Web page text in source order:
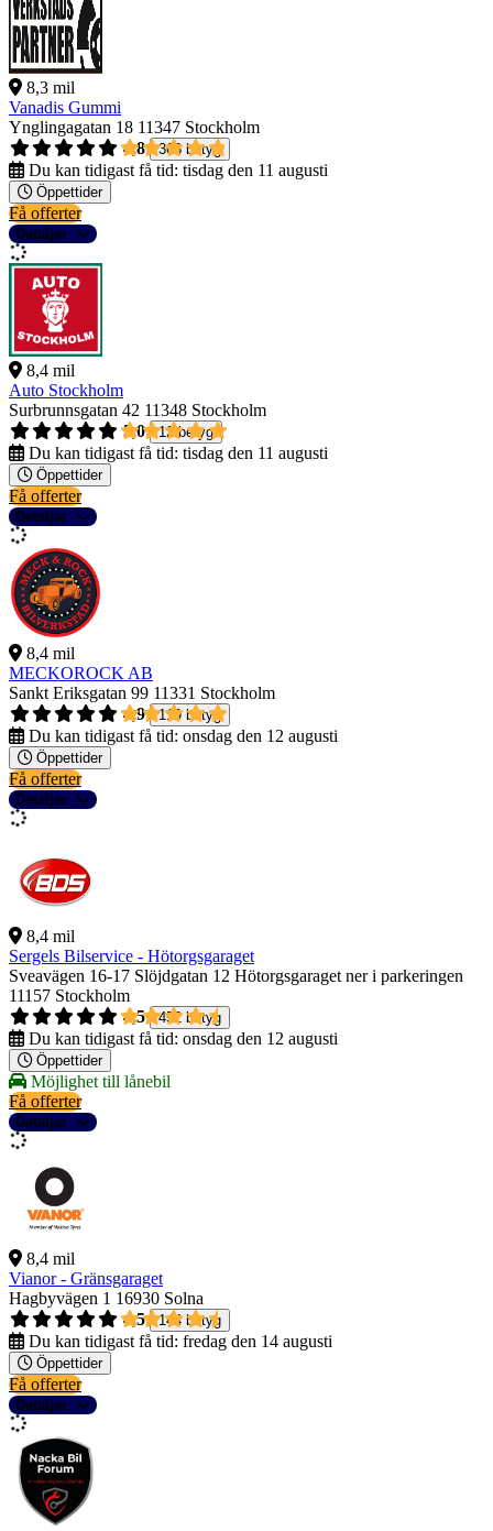
8,3 mil
Vanadis Gummi
Ynglingagatan 18 11347 Stockholm
4,8
368 betyg
Du kan tidigast få tid: tisdag den 11 augusti
Öppettider
Få offerter
Detaljer
8,4 mil
Auto Stockholm
Surbrunnsgatan 42 11348 Stockholm
5,0
12 betyg
Du kan tidigast få tid: tisdag den 11 augusti
Öppettider
Få offerter
Detaljer
8,4 mil
MECKOROCK AB
Sankt Eriksgatan 99 11331 Stockholm
4,9
119 betyg
Du kan tidigast få tid: onsdag den 12 augusti
Öppettider
Få offerter
Detaljer
8,4 mil
Sergels Bilservice - Hötorgsgaraget
Sveavägen 16-17 Slöjdgatan 12 Hötorgsgaraget ner i parkeringen
11157 Stockholm
4,5
452 betyg
Du kan tidigast få tid: onsdag den 12 augusti
Öppettider
Möjlighet till lånebil
Få offerter
Detaljer
8,4 mil
Vianor - Gränsgaraget
Hagbyvägen 1 16930 Solna
4,5
144 betyg
Du kan tidigast få tid: fredag den 14 augusti
Öppettider
Få offerter
Detaljer